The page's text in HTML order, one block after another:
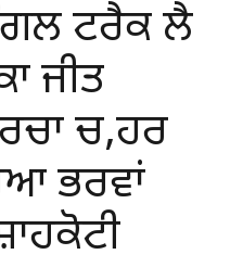
ਟਰੈਕ ਲੈ
ਜੀਤ
ਚ,ਹਰ
ਭਰਵਾਂ